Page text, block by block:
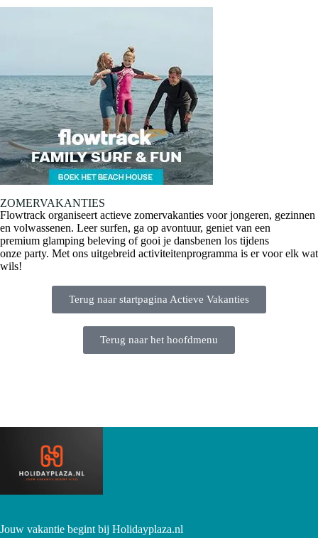
ZOMERVAKANTIES
Flowtrack organiseert actieve zomervakanties voor jongeren, gezinnen
en volwassenen. Leer surfen, ga op avontuur, geniet van een
premium glamping beleving of gooi je dansbenen los tijdens
onze party. Met ons uitgebreid activiteitenprogramma is er voor elk wat
wils!
Terug naar startpagina Actieve Vakanties
Terug naar het hoofdmenu
Jouw vakantie begint bij Holidayplaza.nl